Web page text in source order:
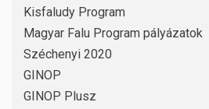
Kisfaludy Program
Magyar Falu Program pályázatok
Széchenyi 2020
GINOP
GINOP Plusz